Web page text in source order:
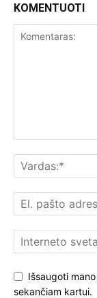
KOMENTUOTI
Išsaugoti
sekančiam kartui.